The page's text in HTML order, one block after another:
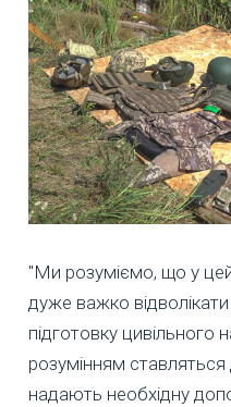
"Ми розуміємо, що у
дуже важко
підготовку цивільного
розумінням ставляться
надають необхідну